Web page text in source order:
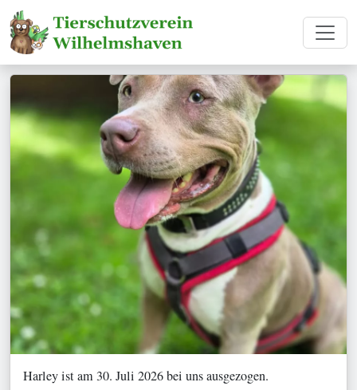
Harley ist am 30. Juli 2026 bei uns ausgezogen.